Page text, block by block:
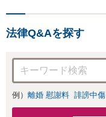
法律Q&Aを探す
例） 離婚 慰謝料 誹謗中傷